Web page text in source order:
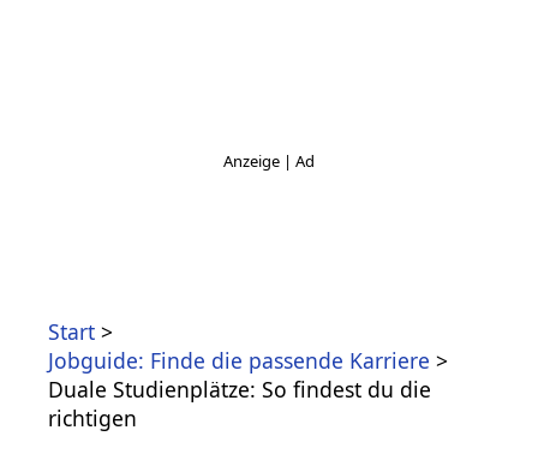
Start
Jobguide: Finde die passende Karriere
Duale Studienplätze: So findest du die
richtigen